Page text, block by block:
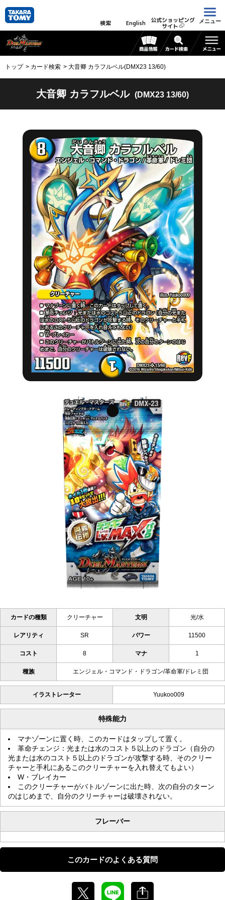
検索 English 公式ショッピング
サイト
メニュー
トップ カード検索 大音卿 カラフルベル(DMX23 13/60)
大音卿 カラフルベル (DMX23 13/60)
カードの種類 クリーチャー 文明 光/水
レアリティ SR パワー 11500
コスト 8 マナ 1
種族 エンジェル・コマンド・ドラゴン/革命軍/ドレミ団
イラストレーター Yuukoo009
特殊能力
マナゾーンに置く時、このカードはタップして置く。
革命チェンジ：光または水のコスト５以上のドラゴン（自分の
光または水のコスト５以上のドラゴンが攻撃する時、そのクリー
チャーと手札にあるこのクリーチャーを入れ替えてもよい）
W・ブレイカー
このクリーチャーがバトルゾーンに出た時、次の自分のターン
のはじめまで、自分のクリーチャーは破壊されない。
フレーバー
このカードのよくある質問